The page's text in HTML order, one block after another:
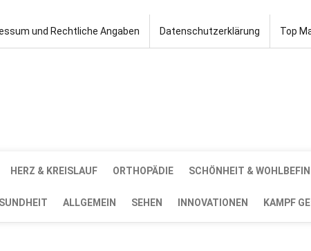
und Rechtliche Angaben Datenschutzerklärung Top
HERZ & KREISLAUF ORTHOPÄDIE SCHÖNHEIT &
ALLGEMEIN SEHEN INNOVATIONEN KAMPF